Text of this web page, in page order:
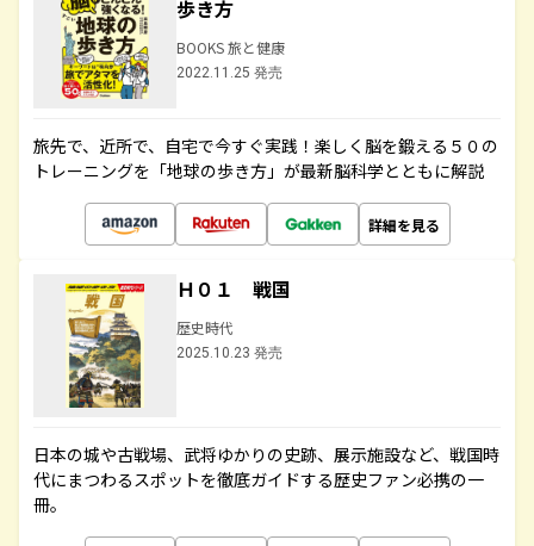
歩き方
BOOKS 旅と健康
2022.11.25 発売
旅先で、近所で、自宅で今すぐ実践！楽しく脳を鍛える５０の
トレーニングを「地球の歩き方」が最新脳科学とともに解説
詳細を見る
Ｈ０１ 戦国
歴史時代
2025.10.23 発売
日本の城や古戦場、武将ゆかりの史跡、展示施設など、戦国時
代にまつわるスポットを徹底ガイドする歴史ファン必携の一
冊。